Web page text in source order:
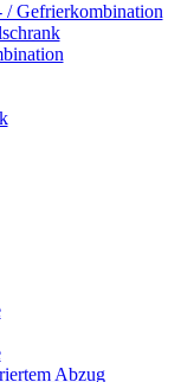
/ Gefrierkombination
Abzug